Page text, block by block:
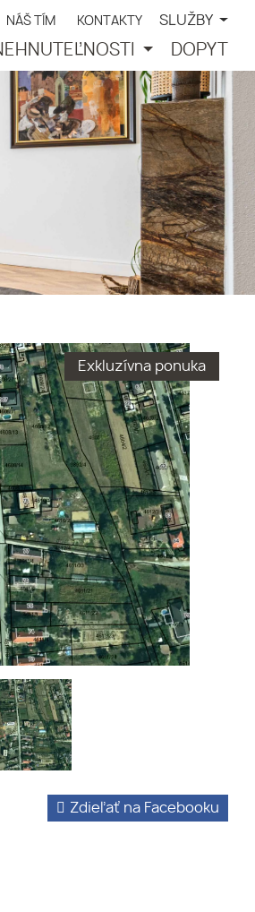
NÁŠ TÍM KONTAKTY SLUŽBY
DOPYT
Exkluzívna ponuka
Zdieľať na Facebooku